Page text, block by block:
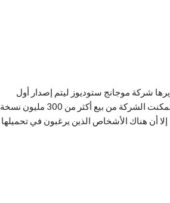
شركة موجانج ستوديوز ليتم إصدار أول
نسخة منها عام 2008 وتحطم الأرقام القياسية في أول عامين من إطلاقها حيث تمكنت الشركة من بيع أكثر من 300 مليون نسخة
أكثر من 15 سنة على إصدار اللعبة إلا أن هناك الأشخاص الذين يرغبون في تحميلها